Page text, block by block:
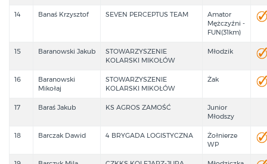
14 Banaś Krzysztof SEVEN PERCEPTUS TEAM
Amator
Mężczyźni -
FUN(31km)
15 Baranowski Jakub
STOWARZYSZENIE
KOLARSKI MIKOŁÓW
Młodzik
16
Baranowski
Mikołaj
STOWARZYSZENIE
KOLARSKI MIKOŁÓW
Żak
17 Baraś Jakub KS AGROS ZAMOŚĆ
Junior
Młodszy
18 Barczak Dawid 4 BRYGADA LOGISTYCZNA
Żołnierze
WP